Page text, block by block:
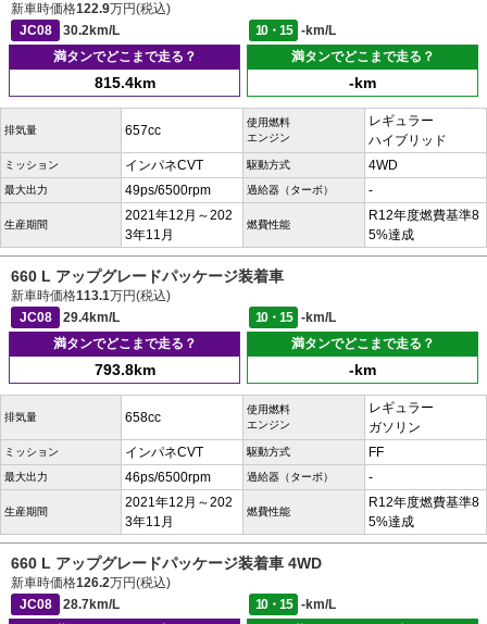
新車時価格122.9万円(税込)
JC08
30.2km/L 10・15
-km/L
満タンでどこまで走る？
815.4km
満タンでどこまで走る？
-km
排気量 657cc
使用燃料
エンジン
レギュラー
ハイブリッド
ミッション インパネCVT 駆動方式 4WD
最大出力 49ps/6500rpm 過給器（ターボ） -
生産期間
2021年12月～202
3年11月
燃費性能
R12年度燃費基準8
5%達成
660 L アップグレードパッケージ装着車
新車時価格113.1万円(税込)
JC08
29.4km/L 10・15
-km/L
満タンでどこまで走る？
793.8km
満タンでどこまで走る？
-km
排気量 658cc
使用燃料
エンジン
レギュラー
ガソリン
ミッション インパネCVT 駆動方式 FF
最大出力 46ps/6500rpm 過給器（ターボ） -
生産期間
2021年12月～202
3年11月
燃費性能
R12年度燃費基準8
5%達成
660 L アップグレードパッケージ装着車 4WD
新車時価格126.2万円(税込)
JC08
28.7km/L 10・15
-km/L